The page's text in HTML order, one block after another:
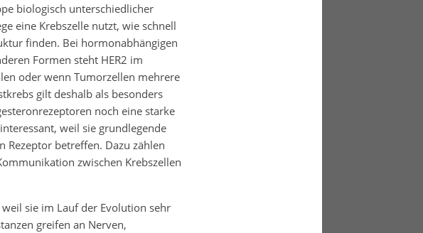
biologisch unterschiedlicher
eine Krebszelle nutzt, wie schnell
finden. Bei hormonabhängigen
Formen steht HER2 im
oder wenn Tumorzellen mehrere
gilt deshalb als besonders
noch eine starke
weil sie grundlegende
Rezeptor betreffen. Dazu zählen
zwischen Krebszellen
sie im Lauf der Evolution sehr
greifen an Nerven,